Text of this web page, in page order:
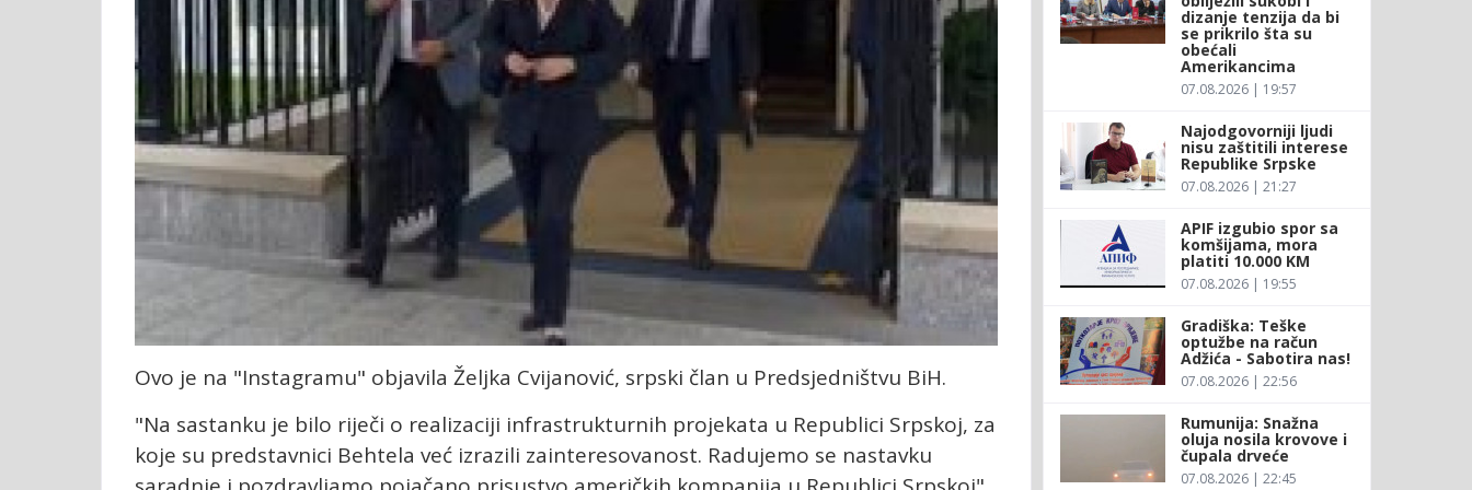
Ovo je na "Instagramu" objavila Željka Cvijanović, srpski član u Predsjedništvu BiH.
"Na sastanku je bilo riječi o realizaciji infrastrukturnih projekata u Republici Srpskoj, za
koje su predstavnici Behtela već izrazili zainteresovanost. Radujemo se nastavku
dizanje tenzija da bi
se prikrilo šta su
obećali
Amerikancima
07.08.2026 | 19:57
Najodgovorniji ljudi
nisu zaštitili interese
Republike Srpske
07.08.2026 | 21:27
APIF izgubio spor sa
komšijama, mora
platiti 10.000 KM
07.08.2026 | 19:55
Gradiška: Teške
optužbe na račun
Adžića - Sabotira nas!
07.08.2026 | 22:56
Rumunija: Snažna
oluja nosila krovove i
čupala drveće
07.08.2026 | 22:45